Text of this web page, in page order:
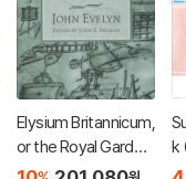
Elysium Britannicum,
or the Royal Garden
s
k